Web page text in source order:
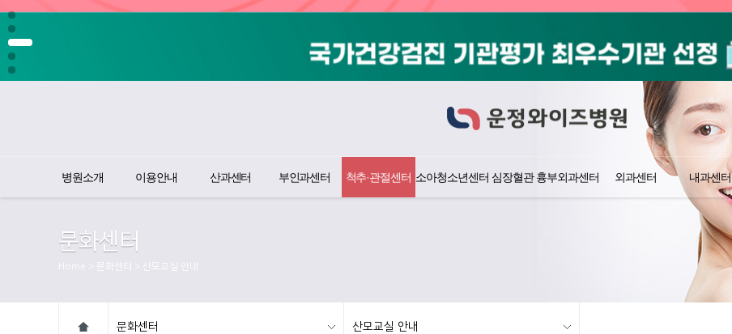
병원소개 이용안내 산과센터 부인과센터 척추·관절센터 소아청소년센터 심장혈관 흉부외과센터 외과센터 내과센터
문화센터
Home > 문화센터 > 산모교실 안내
문화센터 산모교실 안내